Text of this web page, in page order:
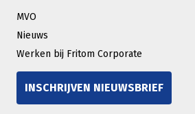
MVO
Nieuws
Werken bij Fritom Corporate
INSCHRIJVEN NIEUWSBRIEF